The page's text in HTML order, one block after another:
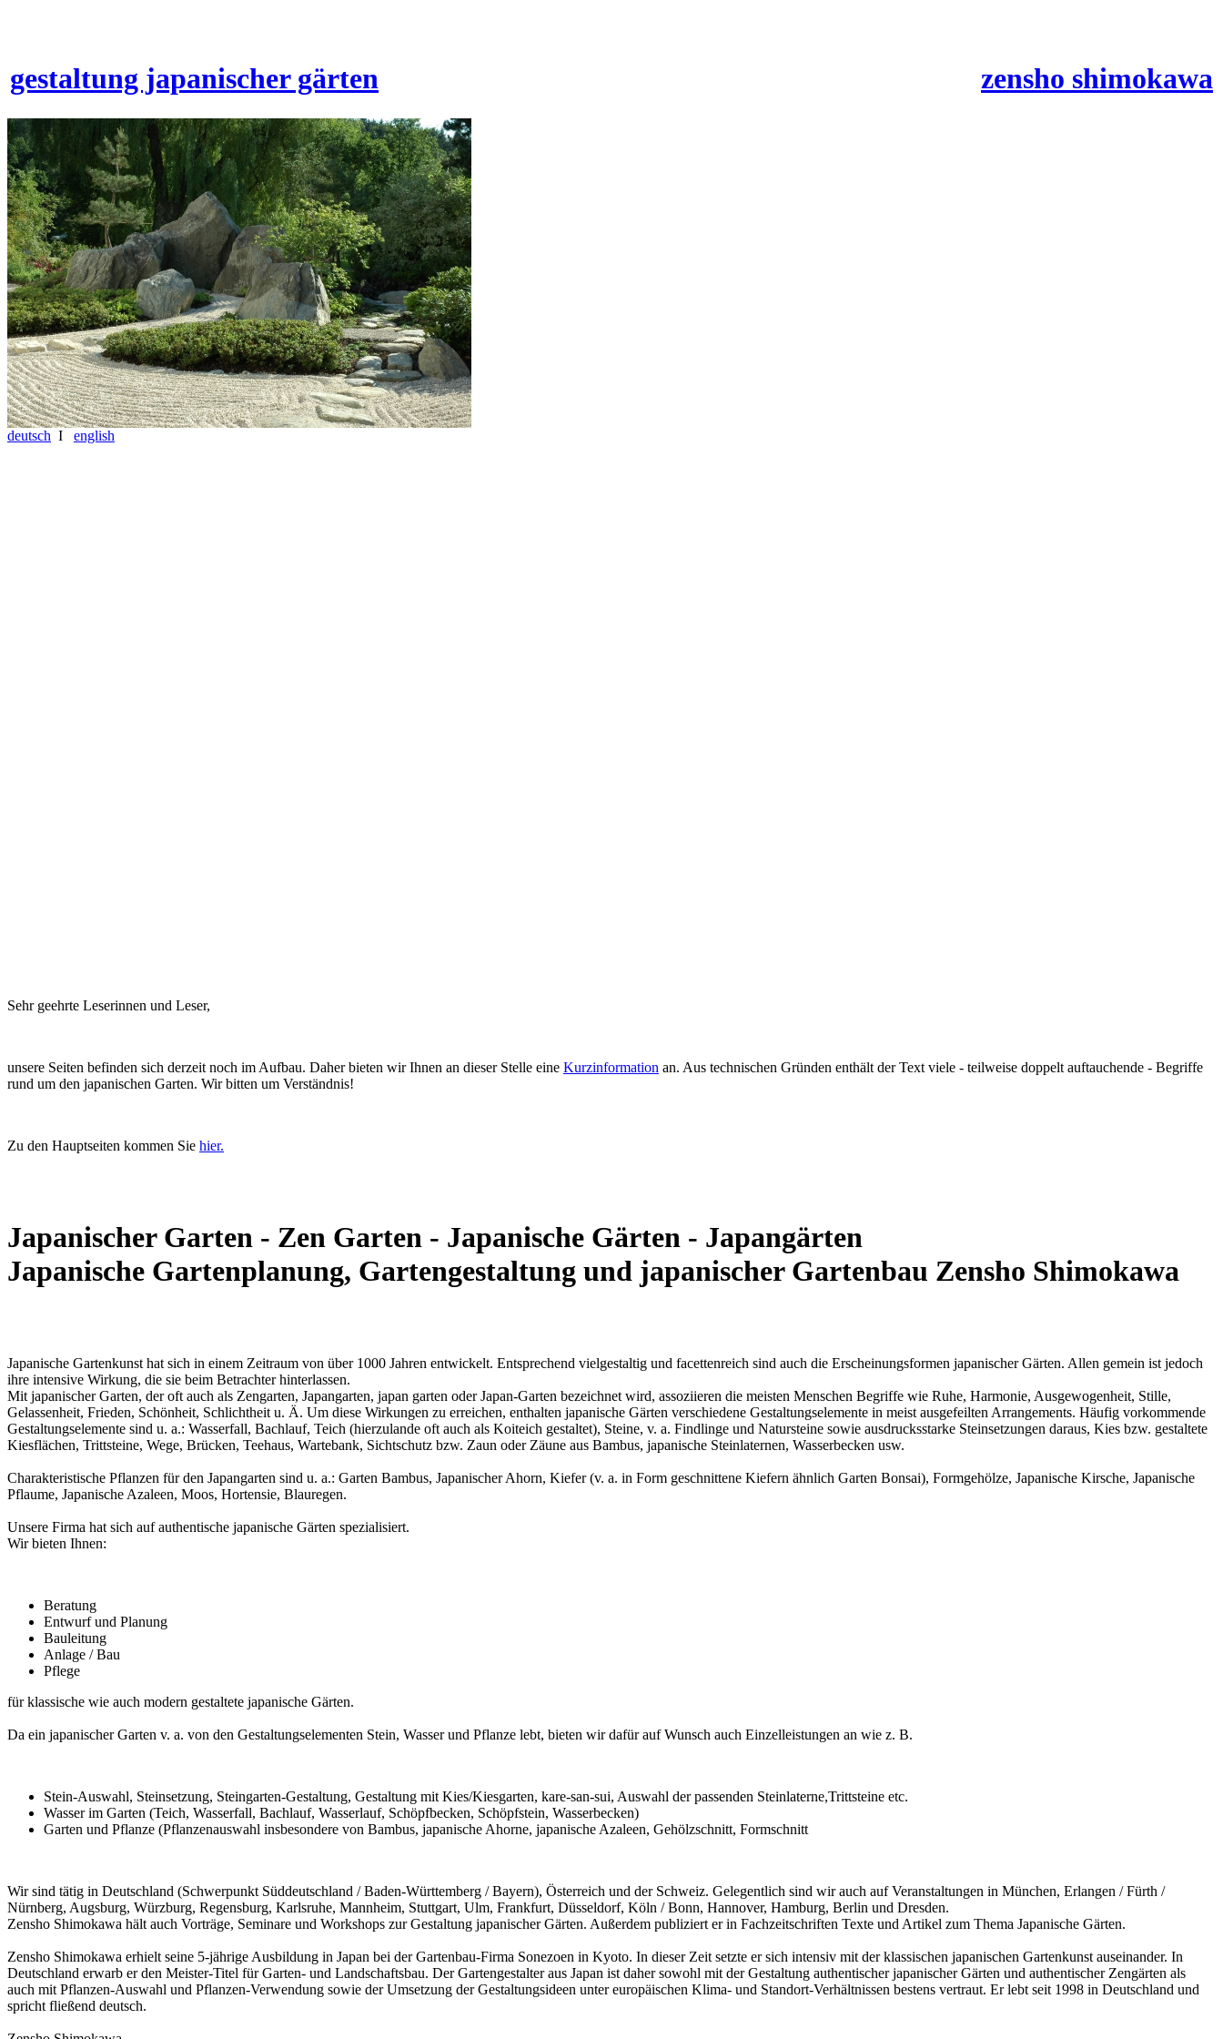
zensho shimokawa
gestaltung japanischer gärten
deutsch I english
Sehr geehrte Leserinnen und Leser,
unsere Seiten befinden sich derzeit noch im Aufbau. Daher bieten wir Ihnen an dieser Stelle eine Kurzinformation an. Aus technischen Gründen enthält der Text viele - teilweise doppelt auftauchende - Begriffe
rund um den japanischen Garten. Wir bitten um Verständnis!
Zu den Hauptseiten kommen Sie hier.
Japanischer Garten - Zen Garten - Japanische Gärten - Japangärten
Japanische Gartenplanung, Gartengestaltung und japanischer Gartenbau Zensho Shimokawa
Japanische Gartenkunst hat sich in einem Zeitraum von über 1000 Jahren entwickelt. Entsprechend vielgestaltig und facettenreich sind auch die Erscheinungsformen japanischer Gärten. Allen gemein ist jedoch
ihre intensive Wirkung, die sie beim Betrachter hinterlassen.
Mit japanischer Garten, der oft auch als Zengarten, Japangarten, japan garten oder Japan-Garten bezeichnet wird, assoziieren die meisten Menschen Begriffe wie Ruhe, Harmonie, Ausgewogenheit, Stille,
Gelassenheit, Frieden, Schönheit, Schlichtheit u. Ä. Um diese Wirkungen zu erreichen, enthalten japanische Gärten verschiedene Gestaltungselemente in meist ausgefeilten Arrangements. Häufig vorkommende
Gestaltungselemente sind u. a.: Wasserfall, Bachlauf, Teich (hierzulande oft auch als Koiteich gestaltet), Steine, v. a. Findlinge und Natursteine sowie ausdrucksstarke Steinsetzungen daraus, Kies bzw. gestaltete
Kiesflächen, Trittsteine, Wege, Brücken, Teehaus, Wartebank, Sichtschutz bzw. Zaun oder Zäune aus Bambus, japanische Steinlaternen, Wasserbecken usw.
Charakteristische Pflanzen für den Japangarten sind u. a.: Garten Bambus, Japanischer Ahorn, Kiefer (v. a. in Form geschnittene Kiefern ähnlich Garten Bonsai), Formgehölze, Japanische Kirsche, Japanische
Pflaume, Japanische Azaleen, Moos, Hortensie, Blauregen.
Unsere Firma hat sich auf authentische japanische Gärten spezialisiert.
Wir bieten Ihnen:
Beratung
Entwurf und Planung
Bauleitung
Anlage / Bau
Pflege
für klassische wie auch modern gestaltete japanische Gärten.
Da ein japanischer Garten v. a. von den Gestaltungselementen Stein, Wasser und Pflanze lebt, bieten wir dafür auf Wunsch auch Einzelleistungen an wie z. B.
Stein-Auswahl, Steinsetzung, Steingarten-Gestaltung, Gestaltung mit Kies/Kiesgarten, kare-san-sui, Auswahl der passenden Steinlaterne,Trittsteine etc.
Wasser im Garten (Teich, Wasserfall, Bachlauf, Wasserlauf, Schöpfbecken, Schöpfstein, Wasserbecken)
Garten und Pflanze (Pflanzenauswahl insbesondere von Bambus, japanische Ahorne, japanische Azaleen, Gehölzschnitt, Formschnitt
Wir sind tätig in Deutschland (Schwerpunkt Süddeutschland / Baden-Württemberg / Bayern), Österreich und der Schweiz. Gelegentlich sind wir auch auf Veranstaltungen in München, Erlangen / Fürth /
Nürnberg, Augsburg, Würzburg, Regensburg, Karlsruhe, Mannheim, Stuttgart, Ulm, Frankfurt, Düsseldorf, Köln / Bonn, Hannover, Hamburg, Berlin und Dresden.
Zensho Shimokawa hält auch Vorträge, Seminare und Workshops zur Gestaltung japanischer Gärten. Außerdem publiziert er in Fachzeitschriften Texte und Artikel zum Thema Japanische Gärten.
Zensho Shimokawa erhielt seine 5-jährige Ausbildung in Japan bei der Gartenbau-Firma Sonezoen in Kyoto. In dieser Zeit setzte er sich intensiv mit der klassischen japanischen Gartenkunst auseinander. In
Deutschland erwarb er den Meister-Titel für Garten- und Landschaftsbau. Der Gartengestalter aus Japan ist daher sowohl mit der Gestaltung authentischer japanischer Gärten und authentischer Zengärten als
auch mit Pflanzen-Auswahl und Pflanzen-Verwendung sowie der Umsetzung der Gestaltungsideen unter europäischen Klima- und Standort-Verhältnissen bestens vertraut. Er lebt seit 1998 in Deutschland und
spricht fließend deutsch.